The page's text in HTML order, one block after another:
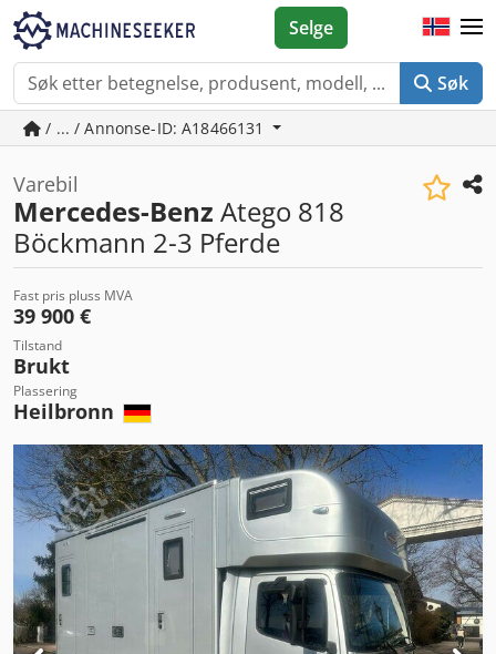
Søk
Selge
/ ... / Annonse-ID: A18466131
Varebil
Mercedes-Benz Atego 818
Böckmann 2-3 Pferde
Fast pris pluss MVA
39 900 €
Tilstand
Brukt
Plassering
Heilbronn